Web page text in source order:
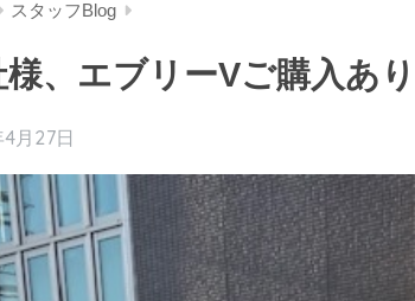
スタッフBlog
様、エブリーVご購入あ
月27日